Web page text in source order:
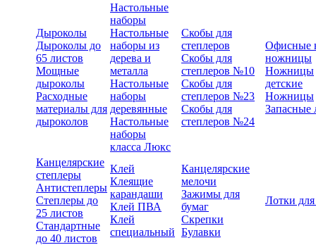
Дыроколы
Дыроколы до
65 листов
Мощные
дыроколы
Расходные
материалы для
дыроколов
Настольные
наборы
Настольные
наборы из
дерева и
металла
Настольные
наборы
деревянные
Настольные
наборы
класса Люкс
Скобы для
степлеров
Скобы для
степлеров №10
Скобы для
степлеров №23
Скобы для
степлеров №24
Офисные
ножницы
Ножницы
детские
Ножницы
Запасные
Канцелярские
степлеры
Антистеплеры
Степлеры до
25 листов
Стандартные
до 40 листов
Клей
Клеящие
карандаши
Клей ПВА
Клей
специальный
Канцелярские
мелочи
Зажимы для
бумаг
Скрепки
Булавки
Лотки